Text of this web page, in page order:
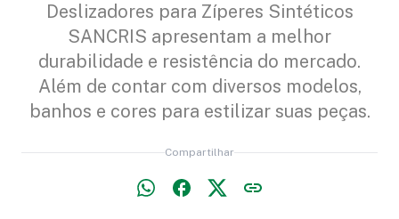
Deslizadores para Zíperes Sintéticos
SANCRIS apresentam a melhor
durabilidade e resistência do mercado.
Além de contar com diversos modelos,
banhos e cores para estilizar suas peças.
Compartilhar